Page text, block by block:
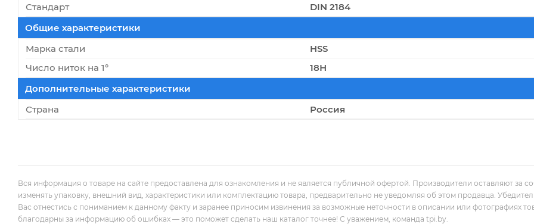
Стандарт
DIN 2184
Общие характеристики
Марка стали
HSS
Число ниток на 1°
18Н
Дополнительные характеристики
Страна
Россия
Вся информация о товаре на сайте предоставлена для ознакомления и не является публичной офертой. Производители оставляют за
изменять упаковку, внешний вид, характеристики или комплектацию товара, предварительно не уведомляя об этом продавца.
Вас отнестись с пониманием к данному факту и заранее приносим извинения за возможные неточности в описании или фотографиях
благодарны за информацию об ошибках — это поможет сделать наш каталог точнее! С уважением, команда tpi.by.